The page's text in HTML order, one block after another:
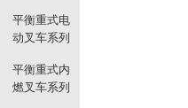
平衡重式电
动叉车系列
平衡重式内
燃叉车系列